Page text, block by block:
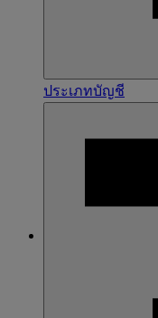
ประเภทบัญชี